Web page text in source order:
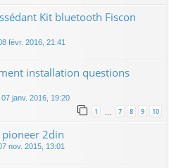
Kit bluetooth Fiscon
févr. 2016, 21:41
installation questions
07 janv. 2016, 19:20
1 7 8 9 10
2din
nov. 2015, 13:01